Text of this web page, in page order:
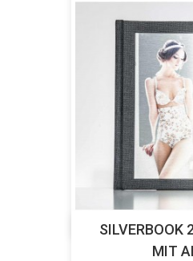
SILVERBOOK
MIT